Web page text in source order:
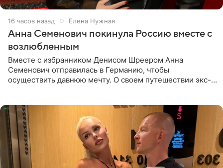
16 часов назад Елена Нужная
Анна Семенович покинула Россию вместе с
возлюбленным
Вместе с избранником Денисом Шреером Анна
Семенович отправилась в Германию, чтобы
осуществить давнюю мечту. О своем путешествии экс-